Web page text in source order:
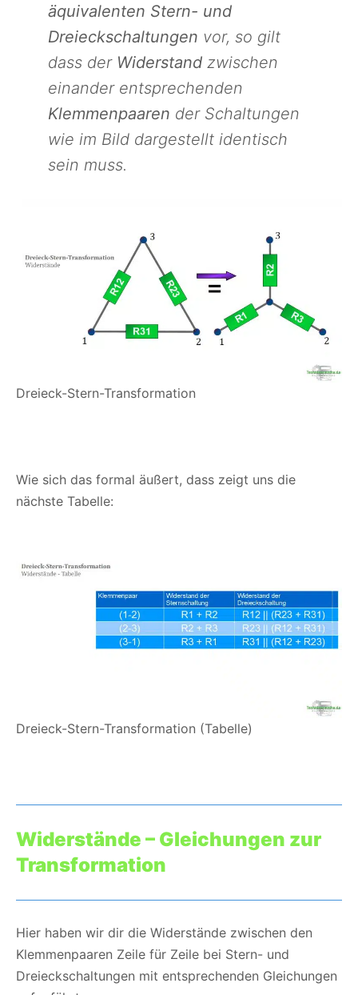
äquivalenten Stern- und
Dreieckschaltungen vor, so gilt
dass der Widerstand zwischen
einander entsprechenden
Klemmenpaaren der Schaltungen
wie im Bild dargestellt identisch
sein muss.
Dreieck-Stern-Transformation
Wie sich das formal äußert, dass zeigt uns die
nächste Tabelle:
Dreieck-Stern-Transformation (Tabelle)
Widerstände – Gleichungen zur
Transformation
Hier haben wir dir die Widerstände zwischen den
Klemmenpaaren Zeile für Zeile bei Stern- und
Dreieckschaltungen mit entsprechenden Gleichungen